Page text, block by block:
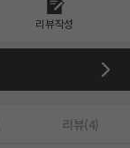
리뷰작성
리뷰(4)